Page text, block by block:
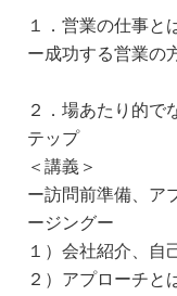
１．営業の仕事と
ー成功する営業の
２．場あたり的で
テップ
＜講義＞
ー訪問前準備、ア
ージングー
１）会社紹介、自
２）アプローチと